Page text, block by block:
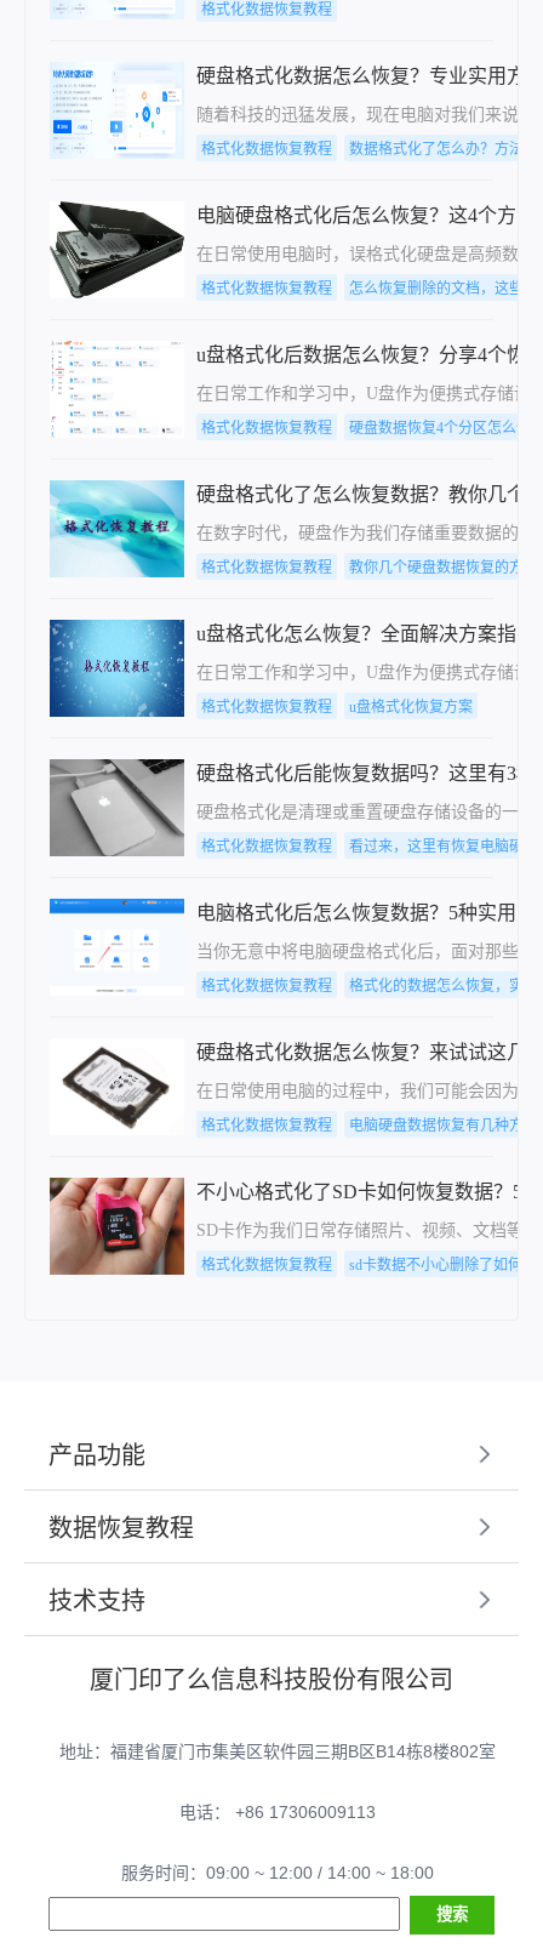
格式化数据恢复教程
硬盘格式化数据怎么恢复？专业实用方
随着科技的迅猛发展，现在电脑对我们来说
格式化数据恢复教程 数据格式化了怎么办？方法详
电脑硬盘格式化后怎么恢复？这4个方法
在日常使用电脑时，误格式化硬盘是高频数
格式化数据恢复教程 怎么恢复删除的文档，这些方
u盘格式化后数据怎么恢复？分享4个恢
在日常工作和学习中，U盘作为便携式存储
格式化数据恢复教程 硬盘数据恢复4个分区怎么恢
硬盘格式化了怎么恢复数据？教你几个
在数字时代，硬盘作为我们存储重要数据的
格式化数据恢复教程 教你几个硬盘数据恢复的方法
u盘格式化怎么恢复？全面解决方案指南
在日常工作和学习中，U盘作为便携式存储设
格式化数据恢复教程 u盘格式化恢复方案
硬盘格式化后能恢复数据吗？这里有3种
硬盘格式化是清理或重置硬盘存储设备的一
格式化数据恢复教程 看过来，这里有恢复电脑硬盘
电脑格式化后怎么恢复数据？5种实用
当你无意中将电脑硬盘格式化后，面对那些
格式化数据恢复教程 格式化的数据怎么恢复，实用
硬盘格式化数据怎么恢复？来试试这几
在日常使用电脑的过程中，我们可能会因为
格式化数据恢复教程 电脑硬盘数据恢复有几种方法
不小心格式化了SD卡如何恢复数据？5
SD卡作为我们日常存储照片、视频、文档等
格式化数据恢复教程 sd卡数据不小心删除了如何恢
产品功能
数据恢复教程
技术支持
厦门印了么信息科技股份有限公司
地址：福建省厦门市集美区软件园三期B区B14栋8楼802室
电话： +86 17306009113
服务时间：09:00 ~ 12:00 / 14:00 ~ 18:00